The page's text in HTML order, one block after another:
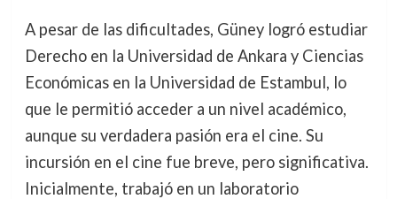
A pesar de las dificultades, Güney logró estudiar
Derecho en la Universidad de Ankara y Ciencias
Económicas en la Universidad de Estambul, lo
que le permitió acceder a un nivel académico,
aunque su verdadera pasión era el cine. Su
incursión en el cine fue breve, pero significativa.
Inicialmente, trabajó en un laboratorio